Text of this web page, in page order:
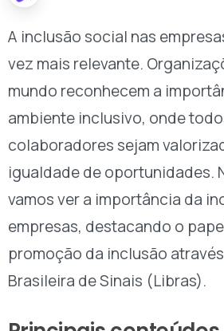
A inclusão social nas
vez mais relevante.
mundo reconhecem a
ambiente inclusivo, onde
colaboradores sejam
igualdade de oportunidades.
vamos ver a importância da
empresas, destacando o
promoção da inclusão
Brasileira de Sinais (Libras).